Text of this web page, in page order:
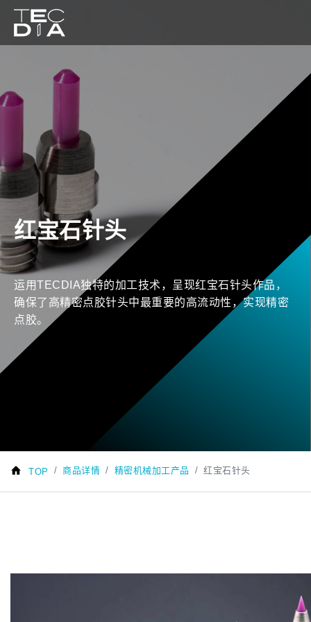
红宝石针头
运用TECDIA独特的加工技术，呈现红宝石针头作品，
确保了高精密点胶针头中最重要的高流动性，实现精密
点胶。
TOP 商品详情 精密机械加工产品 红宝石针头